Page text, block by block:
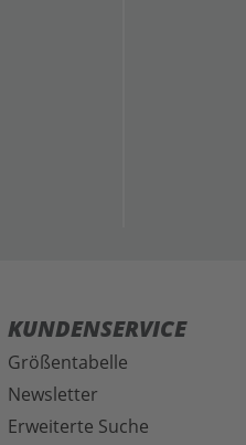
KUNDENSERVICE
Größentabelle
Newsletter
Erweiterte Suche